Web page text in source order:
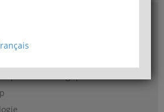
Library